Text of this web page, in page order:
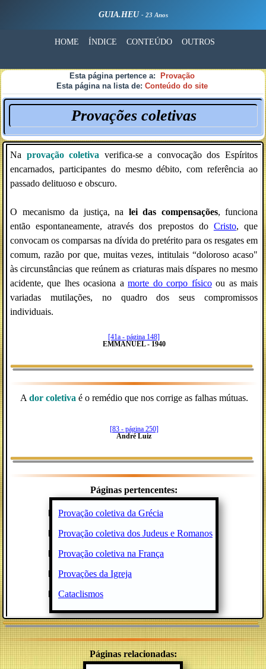
GUIA.HEU - 23 Anos
HOME ÍNDICE CONTEÚDO OUTROS
Esta página pertence a:
Provação
Esta página na lista de: Conteúdo do site
Provações coletivas
Na provação coletiva verifica-se a convocação dos Espíritos
encarnados, participantes do mesmo débito, com referência ao
passado delituoso e obscuro.
O mecanismo da justiça, na lei das compensações, funciona
então espontaneamente, através dos prepostos do Cristo, que
convocam os comparsas na dívida do pretérito para os resgates em
comum, razão por que, muitas vezes, intitulais “doloroso acaso"
às circunstâncias que reúnem as criaturas mais díspares no mesmo
acidente, que lhes ocasiona amorte do corpo físicoou as mais
variadas mutilações, no quadro dos seus compromissos
individuais.
[41a - página 148]
EMMANUEL - 1940
A dor coletiva é o remédio que nos corrige as falhas mútuas.
[83 - página 250]
André Luiz
Páginas pertencentes:
Provação coletiva da Grécia
Provação coletiva dos Judeus e Romanos
Provação coletiva na França
Provações da Igreja
Cataclismos
Páginas relacionadas: